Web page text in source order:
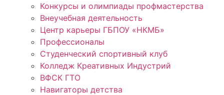
Конкурсы и олимпиады профмастерства
Внеучебная деятельность
Центр карьеры ГБПОУ «НКМБ»
Профессионалы
Студенческий спортивный клуб
Колледж Креативных Индустрий
ВФСК ГТО
Навигаторы детства